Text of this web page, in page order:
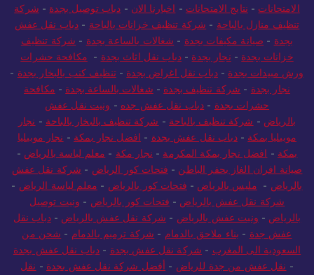
الامتحانات - نتايج الامتحانات - اخبارنا الان - دباب توصيل بجدة - شركة
تنظيف منازل بالباحة - شركة تنظيف خزانات بالباحة - دباب نقل عفش
بجدة - صيانة مكيفات بجدة - شغالات بالساعة بجدة - شركة تنظيف
خزانات بجدة - نجار بجدة - دباب نقل اثاث بجدة - مكافحة حشرات
ورش مبيدات بجدة -دباب نقل اغراض بجدة -تنظيف كنب بالبخار بجدة -
نجار بجدة - شركة تنظيف بجدة - شغالات بالساعة بجدة - مكافحة
حشرات بجدة - دباب نقل عفش جده - ونيت نقل عفش
بالرياض - شركة تنظيف بالباحة - شركة تنظيف بالبخار بالباحة - نجار
موبيليا بمكة -دباب نقل عفش بجدة - افضل نجار بمكة - نجار موبيليا
بمكة - افضل نجار بمكة المكرمة - نجار مكة - معلم لياسة بالرياض -
صيانة افران الغاز بحفر الباطن - فتحات كور الرياض - شركة نقل عفش
بالرياض - مليس بالرياض - فتحات كور بالرياض - معلم لياسة الرياض -
شركة نقل عفش بالرياض - فتحات كور بالرياض - ونيت توصيل
بالرياض - ونيت عفش بالرياض - شركة نقل عفش بالرياض -دباب نقل
عفش جدة - بناء ملاحق بالدمام - شركة ترميم بالدمام - شحن من
السعودية الى المغرب - شركة نقل عفش بجدة - دباب نقل عفش بجدة
- نقل عفش من جدة للرياض - أفضل شركة نقل عفش بجدة - نقل